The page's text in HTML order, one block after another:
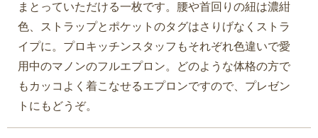
まとっていただける一枚です。腰や首回りの紐は濃紺
色、ストラップとポケットのタグはさりげなくストラ
イプに。プロキッチンスタッフもそれぞれ色違いで愛
用中のマノンのフルエプロン。どのような体格の方で
もカッコよく着こなせるエプロンですので、プレゼン
トにもどうぞ。